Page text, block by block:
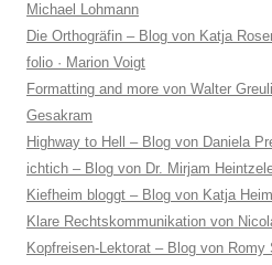
Michael Lohmann
Die Orthogräfin – Blog von Katja
folio · Marion Voigt
Formatting and more von Walter
Gesakram
Highway to Hell – Blog von Daniela
ichtich – Blog von Dr. Mirjam
Kiefheim bloggt – Blog von Katja
Klare Rechtskommunikation von
Kopfreisen-Lektorat – Blog von Romy